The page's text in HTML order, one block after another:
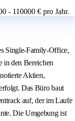
- 110000 € pro Jahr.
Single-Family-Office,
in den Bereichen
Aktien,
Das Büro baut
auf, der im Laufe
Die Umgebung ist